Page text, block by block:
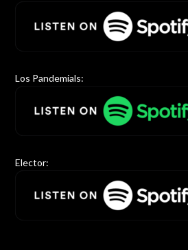
Los Pandemials:
Elector: